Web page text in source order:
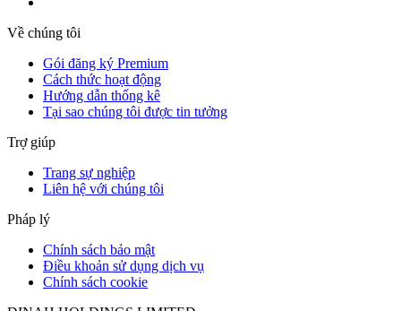
Về chúng tôi
Gói đăng ký Premium
Cách thức hoạt động
Hướng dẫn thống kê
Tại sao chúng tôi được tin tưởng
Trợ giúp
Trang sự nghiệp
Liên hệ với chúng tôi
Pháp lý
Chính sách bảo mật
Điều khoản sử dụng dịch vụ
Chính sách cookie